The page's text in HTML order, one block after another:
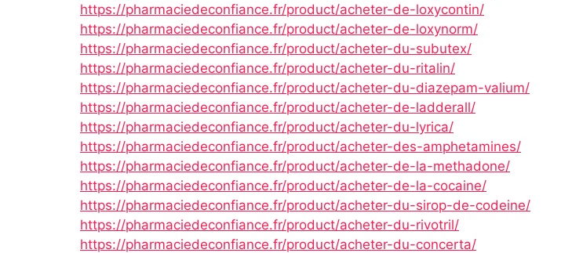
https://pharmaciedeconfiance.fr/product/acheter-de-loxycontin/
https://pharmaciedeconfiance.fr/product/acheter-de-loxynorm/
https://pharmaciedeconfiance.fr/product/acheter-du-subutex/
https://pharmaciedeconfiance.fr/product/acheter-du-ritalin/
https://pharmaciedeconfiance.fr/product/acheter-du-diazepam-valium/
https://pharmaciedeconfiance.fr/product/acheter-de-ladderall/
https://pharmaciedeconfiance.fr/product/acheter-du-lyrica/
https://pharmaciedeconfiance.fr/product/acheter-des-amphetamines/
https://pharmaciedeconfiance.fr/product/acheter-de-la-methadone/
https://pharmaciedeconfiance.fr/product/acheter-de-la-cocaine/
https://pharmaciedeconfiance.fr/product/acheter-du-sirop-de-codeine/
https://pharmaciedeconfiance.fr/product/acheter-du-rivotril/
https://pharmaciedeconfiance.fr/product/acheter-du-concerta/